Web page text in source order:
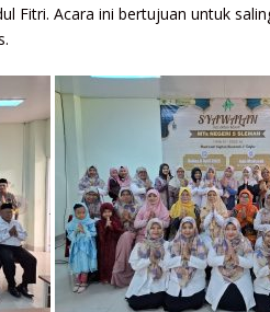
Fitri. Acara ini bertujuan untuk